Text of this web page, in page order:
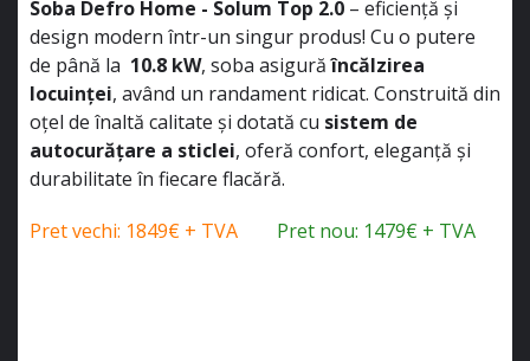
Soba Defro Home - Solum Top 2.0 – eficiență și
design modern într-un singur produs! Cu o putere
de până la 10.8 kW, soba asigurăîncălzirea
locuinței, având un randament ridicat. Construită din
oțel de înaltă calitate și dotată cu sistem de
autocurățare a sticlei, oferă confort, eleganță și
durabilitate în fiecare flacără.
Pret vechi: 1849€ + TVA
Pret nou: 1479€ + TVA